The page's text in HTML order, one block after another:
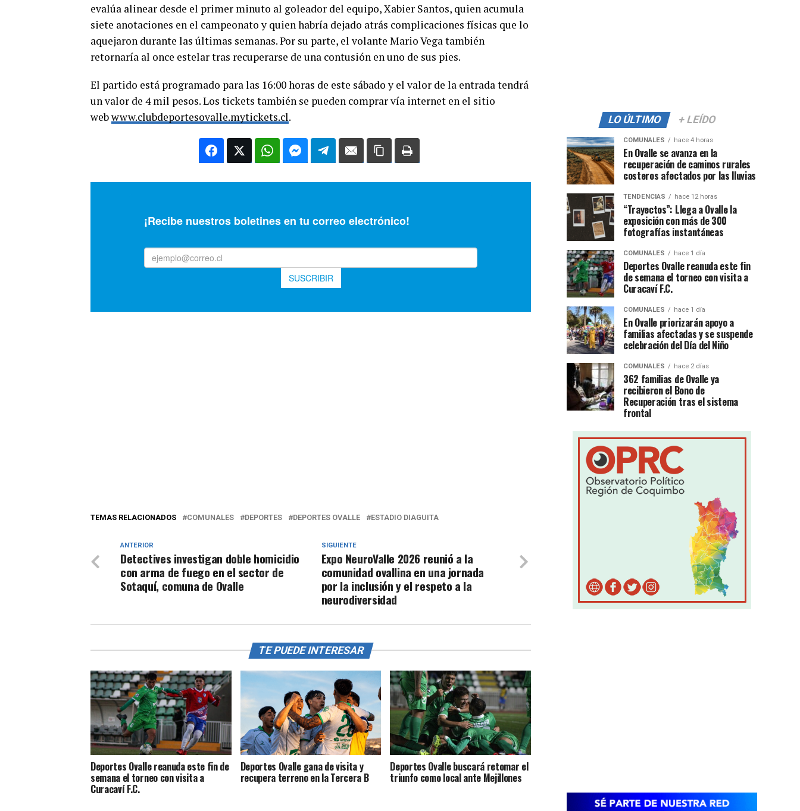
evalúa alinear desde el primer minuto al goleador del equipo, Xabier Santos, quien acumula
siete anotaciones en el campeonato y quien habría dejado atrás complicaciones físicas que lo
aquejaron durante las últimas semanas. Por su parte, el volante Mario Vega también
retornaría al once estelar tras recuperarse de una contusión en uno de sus pies.
El partido está programado para las 16:00 horas de este sábado y el valor de la entrada tendrá
un valor de 4 mil pesos. Los tickets también se pueden comprar vía internet en el sitio
webwww.clubdeportesovalle.mytickets.cl.
TEMAS RELACIONADOS COMUNALES DEPORTES DEPORTES OVALLE ESTADIO DIAGUITA
SIGUIENTE
Expo NeuroValle 2026 reunió a la
comunidad ovallina en una jornada
por la inclusión y el respeto a la
neurodiversidad
ANTERIOR
Detectives investigan doble homicidio
con arma de fuego en el sector de
Sotaquí, comuna de Ovalle
TE PUEDE INTERESAR
Deportes Ovalle reanuda este fin de
semana el torneo con visita a
Curacaví F.C.
Deportes Ovalle gana de visita y
recupera terreno en la Tercera B
Deportes Ovalle buscará retomar el
triunfo como local ante Mejillones
LO ÚLTIMO + LEÍDO
COMUNALES hace 4 horas
En Ovalle se avanza en la
recuperación de caminos rurales
costeros afectados por las lluvias
TENDENCIAS hace 12 horas
“Trayectos”: Llega a Ovalle la
exposición con más de 300
fotografías instantáneas
COMUNALES hace 1 día
Deportes Ovalle reanuda este fin
de semana el torneo con visita a
Curacaví F.C.
COMUNALES hace 1 día
En Ovalle priorizarán apoyo a
familias afectadas y se suspende
celebración del Día del Niño
COMUNALES hace 2 días
362 familias de Ovalle ya
recibieron el Bono de
Recuperación tras el sistema
frontal